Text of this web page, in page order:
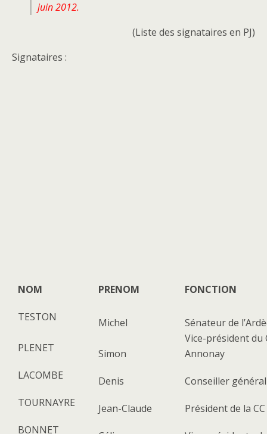
juin 2012.
(Liste des signataires en PJ)
Signataires :
NOM PRENOM FONCTION
TESTON Michel
Sénateur de
PLENET
Simon
Vice-président du
Annonay
LACOMBE
Denis
Conseiller
TOURNAYRE
Jean-Claude
Président de la
BONNET